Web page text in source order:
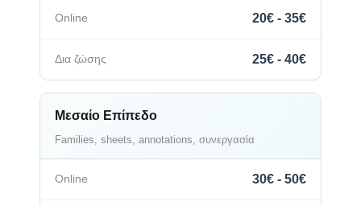
20€ - 35€
25€ - 40€
Μεσαίο Επίπεδο
Families, sheets, annotations, συνεργασία
30€ - 50€